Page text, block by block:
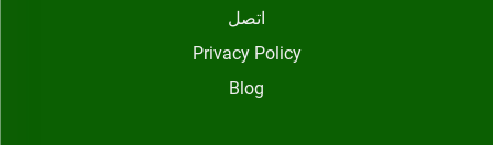
اتصل
Privacy Policy
Blog